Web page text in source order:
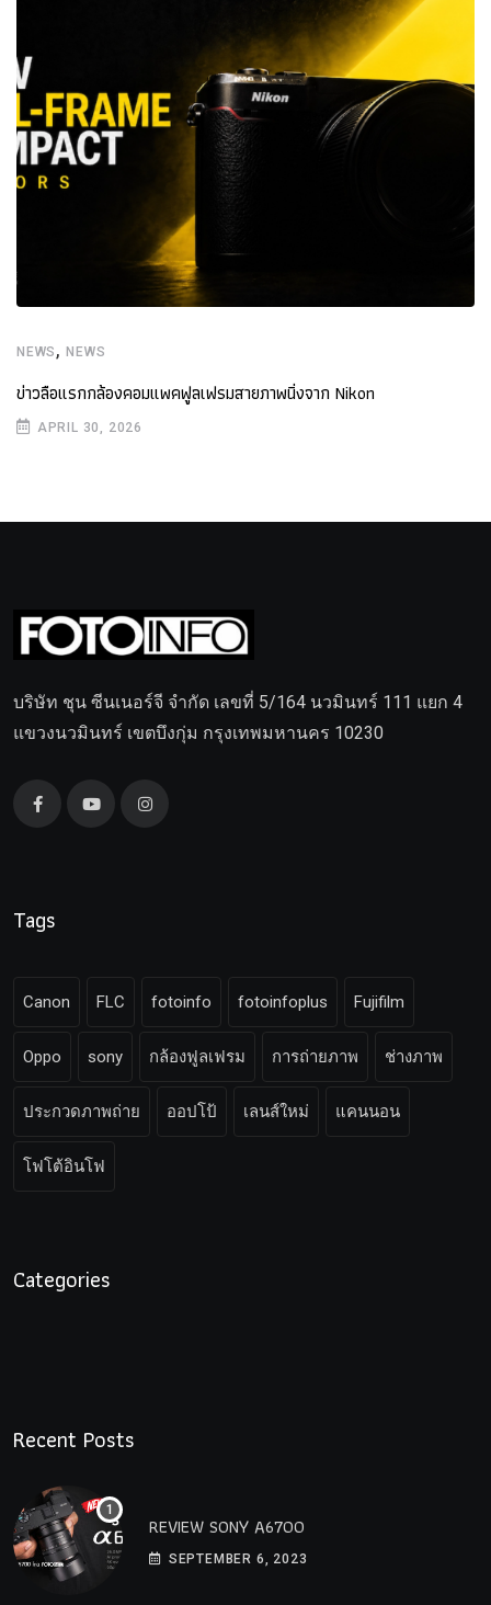
NEWS ,NEWS
ข่าวลือแรกกล้องคอมแพคฟูลเฟรมสายภาพนิ่งจาก Nikon
APRIL 30, 2026
บริษัท ชุน ซีนเนอร์จี จำกัด เลขที่ 5/164 นวมินทร์ 111 แยก 4
แขวงนวมินทร์ เขตบึงกุ่ม กรุงเทพมหานคร 10230
Tags
Canon FLC fotoinfo fotoinfoplus Fujifilm
Oppo sony กล้องฟูลเฟรม การถ่ายภาพ ช่างภาพ
ประกวดภาพถ่าย ออปโป้ เลนส์ใหม่ แคนนอน
โฟโต้อินโฟ
Categories
Recent Posts
REVIEW SONY A6700
SEPTEMBER 6, 2023